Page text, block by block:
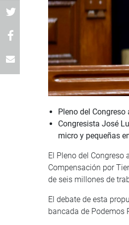
Pleno del
Congresista José
micro y pequeñas
El Pleno del Congreso
Compensación por
de seis millones de
El debate de esta
bancada de Podemos